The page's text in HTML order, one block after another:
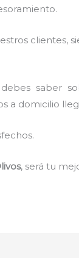
clientes,
saber
a domicilio
, será tu